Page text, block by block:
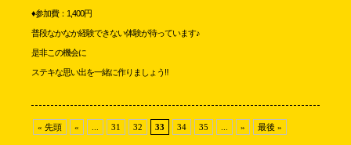
♦参加費：1,400円
普段なかなか経験できない体験が待っています♪
是非この機会に
ステキな思い出を一緒に作りましょう‼
« 先頭 « 31 32 33 34 35 » 最後 »